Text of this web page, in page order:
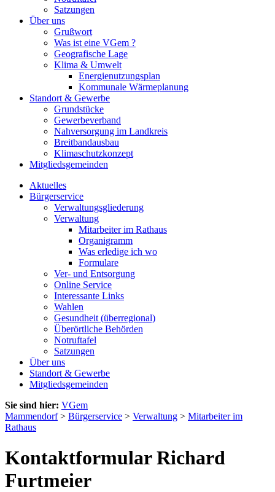
Satzungen
Über uns
Grußwort
Was ist eine VGem ?
Geografische Lage
Klima & Umwelt
Energienutzungsplan
Kommunale Wärmeplanung
Standort & Gewerbe
Grundstücke
Gewerbeverband
Nahversorgung im Landkreis
Breitbandausbau
Klimaschutzkonzept
Mitgliedsgemeinden
Aktuelles
Bürgerservice
Verwaltungsgliederung
Verwaltung
Mitarbeiter im Rathaus
Organigramm
Was erledige ich wo
Formulare
Ver- und Entsorgung
Online Service
Interessante Links
Wahlen
Gesundheit (überregional)
Überörtliche Behörden
Notruftafel
Satzungen
Über uns
Standort & Gewerbe
Mitgliedsgemeinden
Sie sind hier: VGem
Mammendorf> Bürgerservice > Verwaltung > Mitarbeiter im
Rathaus
Kontaktformular Richard
Furtmeier